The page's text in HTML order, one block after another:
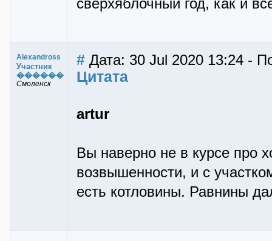
сверхяблочный год, как и
Alexandross
Участник
������
Смоленск
# Дата: 30 Jul 2020 13:24 -
Цитата
artur
Вы наверно не в курсе про
возвышенности, и с
есть котловины. Равнины